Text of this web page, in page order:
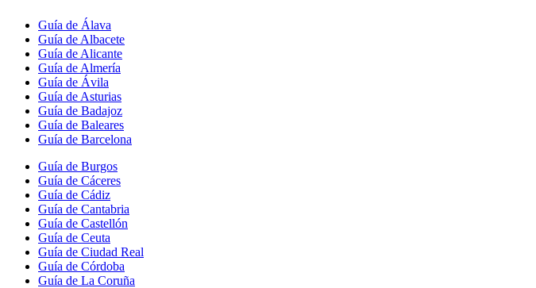
Guía de Álava
Guía de Albacete
Guía de Alicante
Guía de Almería
Guía de Ávila
Guía de Asturias
Guía de Badajoz
Guía de Baleares
Guía de Barcelona
Guía de Burgos
Guía de Cáceres
Guía de Cádiz
Guía de Cantabria
Guía de Castellón
Guía de Ceuta
Guía de Ciudad Real
Guía de Córdoba
Guía de La Coruña